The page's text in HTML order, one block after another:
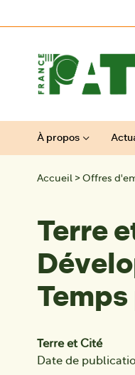
À propos
Accueil > Offres
Terre
Terre et Cité
Date de